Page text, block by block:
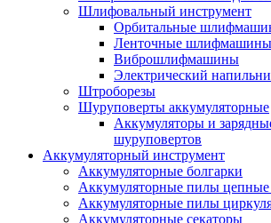
Шлифовальный инструмент
Орбитальные
Ленточные шлифмашины
Виброшлифмашины
Электрический
Штроборезы
Шуруповерты аккумуляторные
Аккумуляторы и
шуруповертов
Аккумуляторный инструмент
Аккумуляторные болгарки
Аккумуляторные пилы цепные
Аккумуляторные пилы
Аккумуляторные секаторы